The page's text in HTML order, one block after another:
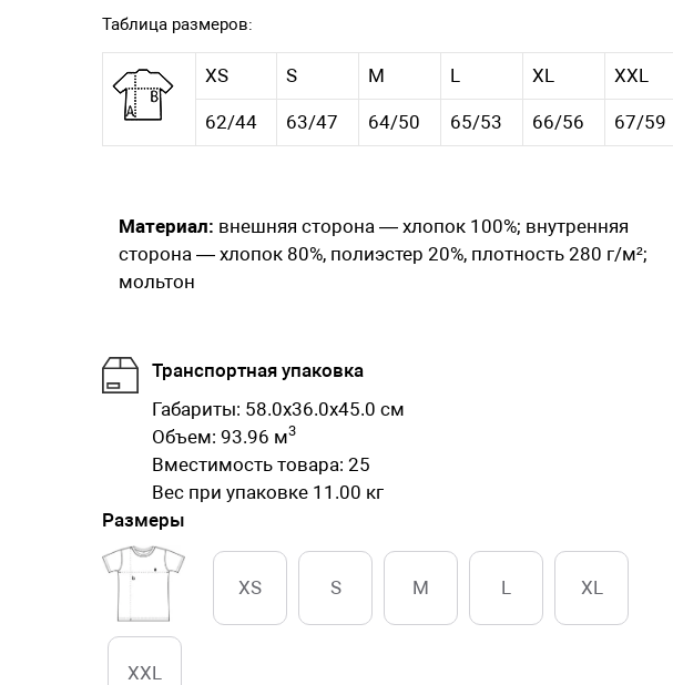
Таблица размеров:
XS S M L XL XXL
62/44 63/47 64/50 65/53 66/56 67/59
Материал: внешняя сторона — хлопок 100%; внутренняя
сторона — хлопок 80%, полиэстер 20%, плотность 280 г/м²;
мольтон
Транспортная упаковка
Габариты: 58.0x36.0x45.0 см
Объем: 93.96 м3
Вместимость товара: 25
Вес при упаковке 11.00 кг
Размеры
XS S M L XL
XXL